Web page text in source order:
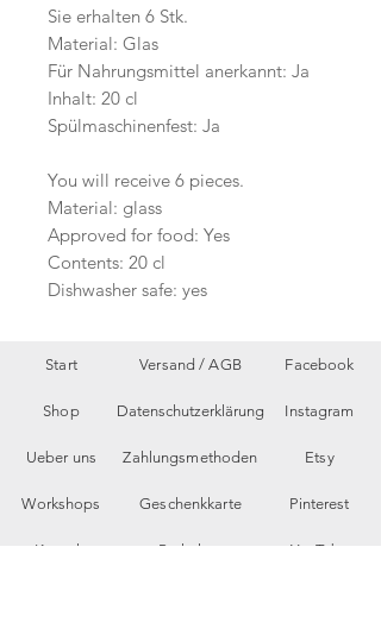
Sie erhalten 6 Stk.
Material: Glas
Für Nahrungsmittel anerkannt: Ja
Inhalt: 20 cl
Spülmaschinenfest: Ja
You will receive 6 pieces.
Material: glass
Approved for food: Yes
Contents: 20 cl
Dishwasher safe: yes
Start
Shop
Ueber uns
Workshops
Kontakt
Versand /AGB
Datenschutzerklärung
Zahlungsmethoden
Geschenkkarte
Parkplatz
Facebook
Instagram
Etsy
Pinterest
YouTube